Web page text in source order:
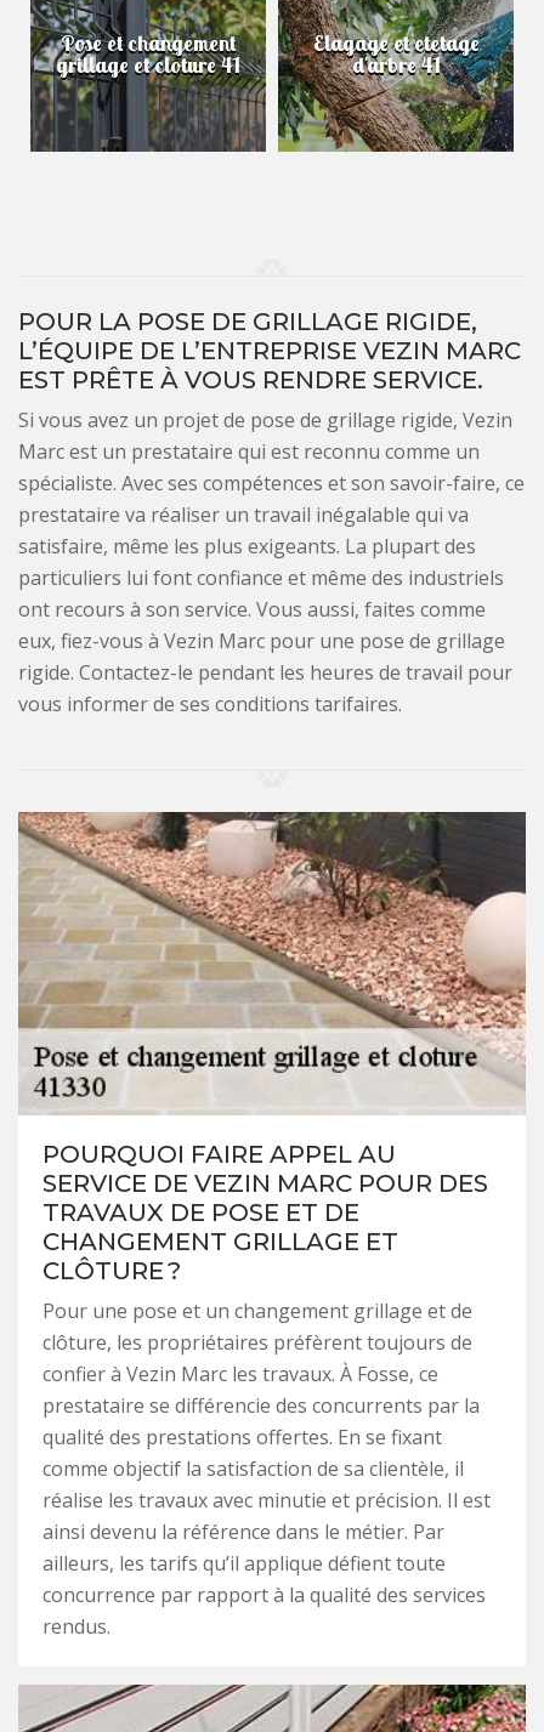
Pose et changement
grillage et cloture 41
Elagage et etetage
d'arbre 41
POUR LA POSE DE GRILLAGE RIGIDE,
L’ÉQUIPE DE L’ENTREPRISE VEZIN MARC
EST PRÊTE À VOUS RENDRE SERVICE.
Si vous avez un projet de pose de grillage rigide, Vezin
Marc est un prestataire qui est reconnu comme un
spécialiste. Avec ses compétences et son savoir-faire, ce
prestataire va réaliser un travail inégalable qui va
satisfaire, même les plus exigeants. La plupart des
particuliers lui font confiance et même des industriels
ont recours à son service. Vous aussi, faites comme
eux, fiez-vous à Vezin Marc pour une pose de grillage
rigide. Contactez-le pendant les heures de travail pour
vous informer de ses conditions tarifaires.
POURQUOI FAIRE APPEL AU
SERVICE DE VEZIN MARC POUR DES
TRAVAUX DE POSE ET DE
CHANGEMENT GRILLAGE ET
CLÔTURE ?
Pour une pose et un changement grillage et de
clôture, les propriétaires préfèrent toujours de
confier à Vezin Marc les travaux. À Fosse, ce
prestataire se différencie des concurrents par la
qualité des prestations offertes. En se fixant
comme objectif la satisfaction de sa clientèle, il
réalise les travaux avec minutie et précision. Il est
ainsi devenu la référence dans le métier. Par
ailleurs, les tarifs qu’il applique défient toute
concurrence par rapport à la qualité des services
rendus.